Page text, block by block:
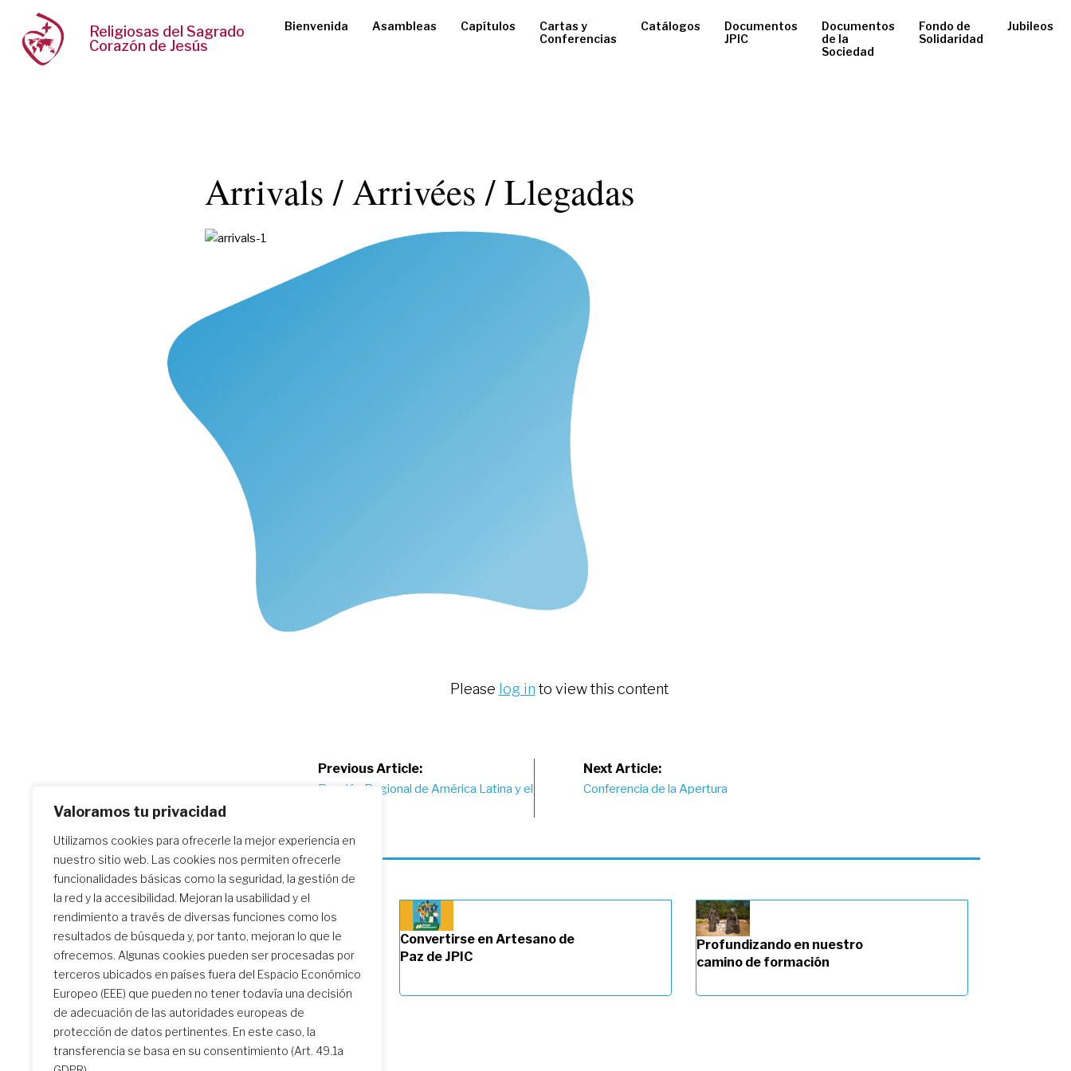
Valoramos tu privacidad
Utilizamos cookies para ofrecerle la mejor experiencia en
nuestro sitio web. Las cookies nos permiten ofrecerle
funcionalidades básicas como la seguridad, la gestión de
la red y la accesibilidad. Mejoran la usabilidad y el
rendimiento a través de diversas funciones como los
resultados de búsqueda y, por tanto, mejoran lo que le
ofrecemos. Algunas cookies pueden ser procesadas por
terceros ubicados en países fuera del Espacio Económico
Europeo (EEE) que pueden no tener todavía una decisión
de adecuación de las autoridades europeas de
protección de datos pertinentes. En este caso, la
transferencia se basa en su consentimiento (Art. 49.1a
Religiosas del Sagrado
Corazón de Jesús
Bienvenida Asambleas Capítulos
Cartas y
Conferencias
Catálogos
Documentos
JPIC
Documentos
de la
Sociedad
Fondo de
Solidaridad
Jubileos
Arrivals / Arrivées / Llegadas
Please log in to view this content
Post
Previous Article:
Reunión Regional de América Latina y el
Next Article:
Conferencia de la Apertura
Similar Posts
El encuentro de formación
inicial: un camino
transformador
Convertirse en Artesano de
Paz de JPIC
Profundizando en nuestro
camino de formación